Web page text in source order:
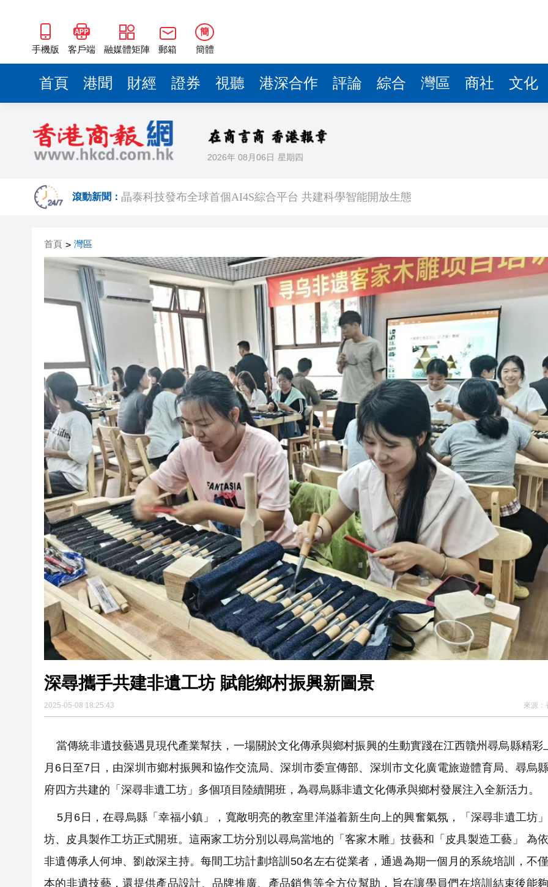
手機版 客戶端 融媒體矩陣 郵箱
簡
簡體
首頁 港聞 財經 證券 視聽 港深合作 評論 綜合 灣區 商社 文化
2026年 08月06日 星期四
滾動新聞： 晶泰科技發布全球首個AI4S綜合平台 共建科學智能開放生態
拜仁公開訓練 變了簽名放題 球迷滿載而歸
有片｜黎彼得離世未留遺言 兒子陪伴至最後一刻 家人冀低調處理後事
工銀亞洲完成首筆LNG跨境通人民幣結算交易 結算周期由數日縮減至分鐘計算
有片丨新蒲崗唐樓樓梯間驚現群鼠亂舞 網友調侃是「新蒲崗老鼠樂園」
首頁 > 灣區
深尋攜手共建非遺工坊 賦能鄉村振興新圖景
2025-05-08 18:25:43 來源：
當傳統非遺技藝遇見現代產業幫扶，一場關於文化傳承與鄉村振興的生動實踐在江西贛州尋烏縣精彩
月6日至7日，由深圳市鄉村振興和協作交流局、深圳市委宣傳部、深圳市文化廣電旅遊體育局、尋烏
府四方共建的「深尋非遺工坊」多個項目陸續開班，為尋烏縣非遺文化傳承與鄉村發展注入全新活力。
5月6日，在尋烏縣「幸福小鎮」，寬敞明亮的教室里洋溢着新生向上的興奮氣氛，「深尋非遺工坊
坊、皮具製作工坊正式開班。這兩家工坊分別以尋烏當地的「客家木雕」技藝和「皮具製造工藝」 為
非遺傳承人何坤、劉啟深主持。每間工坊計劃培訓50名左右從業者，通過為期一個月的系統培訓，不
本的非遺技藝，還提供產品設計、品牌推廣、產品銷售等全方位幫助，旨在讓學員們在培訓結束後能